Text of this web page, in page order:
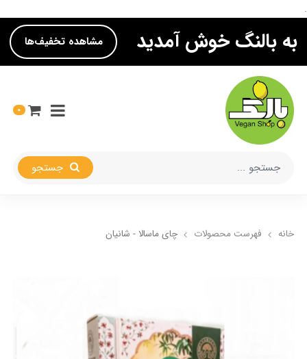
.
به بالنگ خوش آمدید مشاهده تخفیف‌ها
0
خانه فهرست محصولات چای ماسالا - شانیان